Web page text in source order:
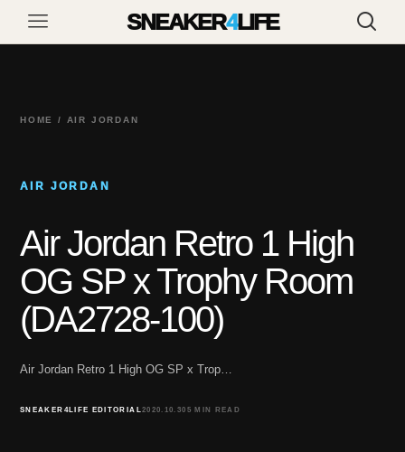
SNEAKER4LIFE
HOME / AIR JORDAN
AIR JORDAN
Air Jordan Retro 1 High
OG SP x Trophy Room
(DA2728-100)
Air Jordan Retro 1 High OG SP x Trop…
SNEAKER4LIFE EDITORIAL2020.10.30 5 MIN READ